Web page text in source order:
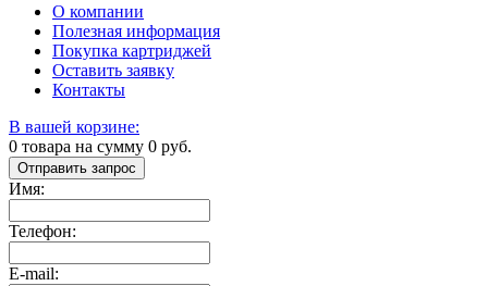
О компании
Полезная информация
Покупка картриджей
Оставить заявку
Контакты
В вашей корзине:
0 товара на сумму 0 руб.
Отправить запрос
Имя:
Телефон:
E-mail: